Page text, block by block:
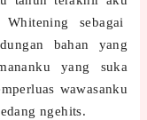
sebagai
bahan yang
yang suka
wawasanku
ngehits.